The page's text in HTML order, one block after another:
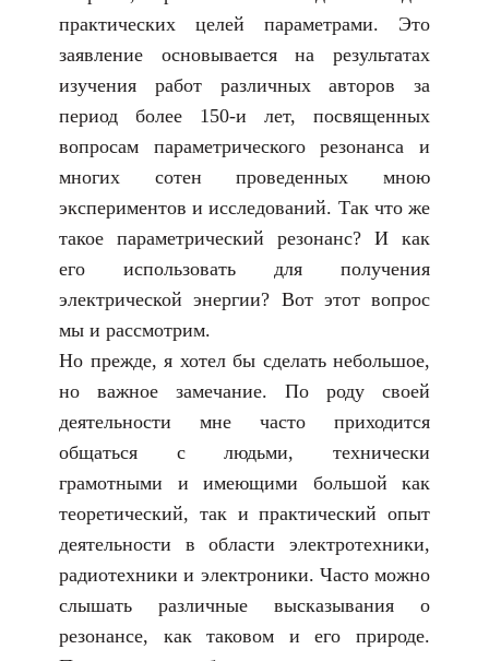
практических целей параметрами. Это
заявление основывается на результатах
изучения работ различных авторов за
период более 150-и лет, посвященных
вопросам параметрического резонанса и
многих сотен проведенных мною
экспериментов и исследований. Так что же
такое параметрический резонанс? И как
его использовать для получения
электрической энергии? Вот этот вопрос
мы и рассмотрим.
Но прежде, я хотел бы сделать небольшое,
но важное замечание. По роду своей
деятельности мне часто приходится
общаться с людьми, технически
грамотными и имеющими большой как
теоретический, так и практический опыт
деятельности в области электротехники,
радиотехники и электроники. Часто можно
слышать различные высказывания о
резонансе, как таковом и его природе.